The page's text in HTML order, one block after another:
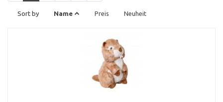
Sort by Name Preis Neuheit